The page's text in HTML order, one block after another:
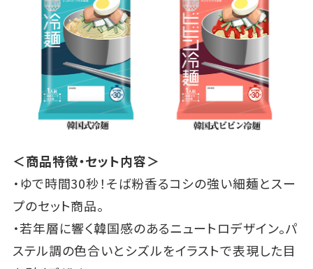
＜商品特徴・セット内容＞
・ゆで時間30秒！そば粉香るコシの強い細麺とスー
プのセット商品。
・若年層に響く韓国感のあるニュートロデザイン。パ
ステル調の色合いとシズルをイラストで表現した目